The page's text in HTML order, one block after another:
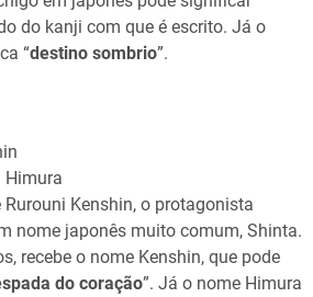
do kanji com que é escrito. Já o
“destino sombrio”.
Himura
Kenshin, o protagonista
nome japonês muito comum, Shinta.
recebe o nome Kenshin, que pode
do coração”. Já o nome Himura